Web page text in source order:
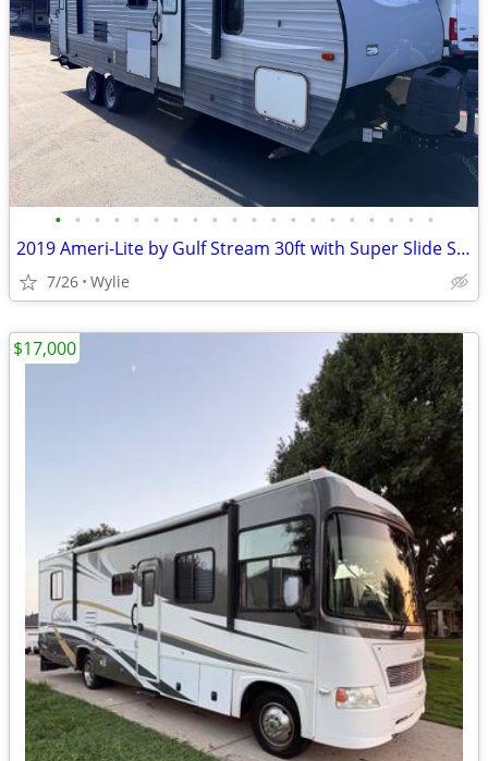
• • • • • • • • • • • • • • • • • • • •
2019 Ameri-Lite by Gulf Stream 30ft with Super Slide Sleeps 10
7/26 Wylie
$17,000